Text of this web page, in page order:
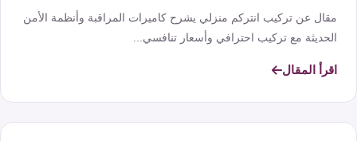
مقال عن تركيب انتركم منزلي يشرح كاميرات المراقبة وأنظمة الأمن
الحديثة مع تركيب احترافي وأسعار تنافسي...
اقرأ المقال